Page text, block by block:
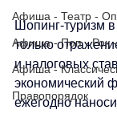
Афиша - Театр -
Афиша - Поп - Рок
Афиша -
Правопорядок
Шопинг-туризм
только
и налоговых
экономический
ежегодно